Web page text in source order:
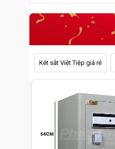
Két sắt Việt Tiệp giá rẻ